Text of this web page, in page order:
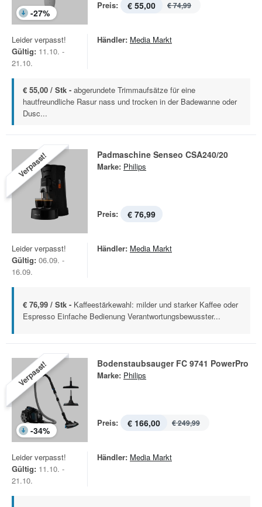
-27%
Preis: € 55,00 € 74,99
Leider verpasst!
Gültig: 11.10. -
21.10.
Händler: Media Markt
€ 55,00 / Stk - abgerundete Trimmaufsätze für eine
hautfreundliche Rasur nass und trocken in der Badewanne oder
Dusc...
Verpasst! Padmaschine Senseo CSA240/20
Marke: Philips
Preis: € 76,99
Leider verpasst!
Gültig: 06.09. -
16.09.
Händler: Media Markt
€ 76,99 / Stk - Kaffeestärkewahl: milder und starker Kaffee oder
Espresso Einfache Bedienung Verantwortungsbewusster...
Verpasst!
-34%
Bodenstaubsauger FC 9741 PowerPro
Marke: Philips
Preis: € 166,00 € 249,99
Leider verpasst!
Gültig: 11.10. -
21.10.
Händler: Media Markt